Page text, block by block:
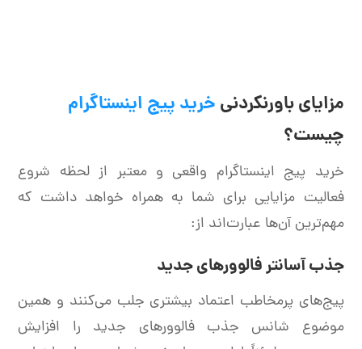
مزایای باورنکردنی خرید پیج اینستاگرام
چیست؟
خرید پیج اینستاگرام واقعی و معتبر از لحظه شروع
فعالیت مزایایی برای شما به همراه خواهد داشت که
مهم‌ترین آن‌ها عبارت‌اند از:
جذب آسانتر فالوورهای جدید
پیج‌های پرمخاطب اعتماد بیشتری جلب می‌کنند و همین
موضوع شانس جذب فالوورهای جدید را افزایش